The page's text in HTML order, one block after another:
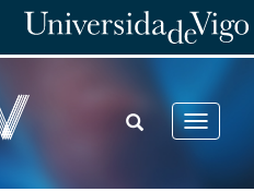
Toggle
TOGGLE
SEARCH